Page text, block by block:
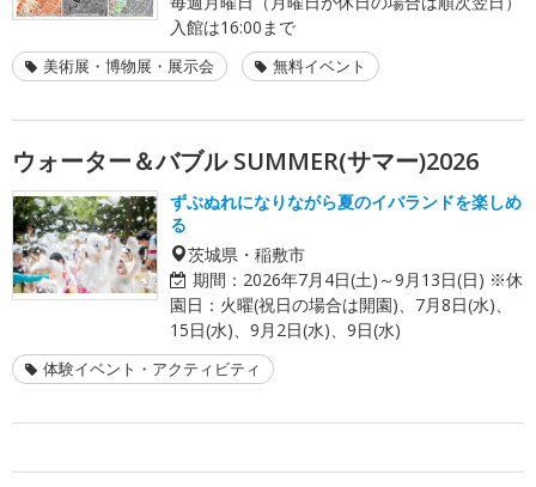
入館は16:00まで
美術展・博物展・展示会 無料イベント
ウォーター＆バブル SUMMER(サマー)2026
ずぶぬれになりながら夏のイバランドを楽しめ
る
茨城県・稲敷市
期間： 2026年7月4日(土)～9月13日(日) ※休
園日：火曜(祝日の場合は開園)、7月8日(水)、
15日(水)、9月2日(水)、9日(水)
体験イベント・アクティビティ